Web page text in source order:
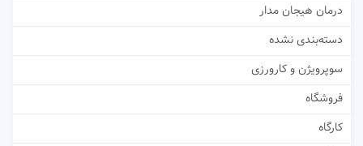
درمان هیجان مدار
دسته‌بندی نشده
سوپرویژن و کارورزی
فروشگاه
کارگاه